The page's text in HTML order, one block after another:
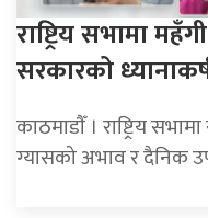
राष्ट्रिय सभामा
सरकारको
काठमाडाैँ । राष्ट्रिय
ग्यासको अभाव र दैनिक